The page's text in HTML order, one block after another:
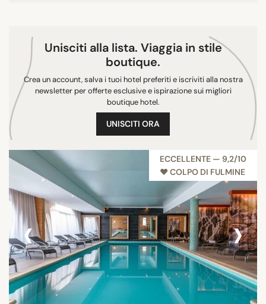
RICERCA
Unisciti alla lista. Viaggia in stile
boutique.
Crea un account, salva i tuoi hotel preferiti e iscriviti alla nostra
newsletter per offerte esclusive e ispirazione sui migliori
boutique hotel.
UNISCITI ORA
ECCELLENTE — 9,2/10
♥︎ COLPO DI FULMINE
‹ ›